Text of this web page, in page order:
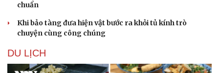
Du lịch
Podcast
chuẩn
Khi bảo tàng đưa hiện vật bước ra khỏi tủ kính trò
chuyện cùng công chúng
DU LỊCH